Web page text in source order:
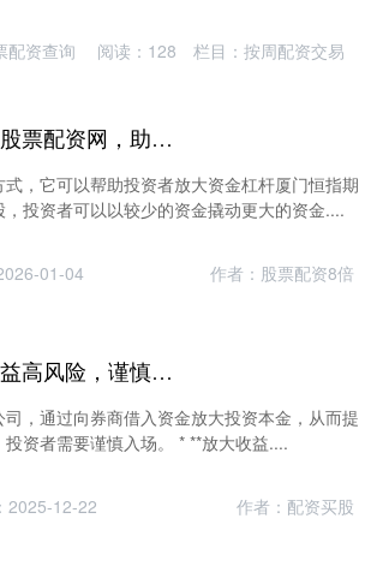
配资查询 阅读： 128 栏目： 按周配资交易
厦门恒指期货配资 配资炒股，中国股票配资网，助你轻松投资
，它可以帮助投资者放大资金杠杆厦门恒指期
投资者可以以较少的资金撬动更大的资金....
01-04
作者：股票配资8倍
上海股票配资公司 配资炒股：高收益高风险，谨慎入场
，通过向券商借入资金放大投资本金，从而提
资者需要谨慎入场。 * **放大收益....
2025-12-22
作者：配资买股